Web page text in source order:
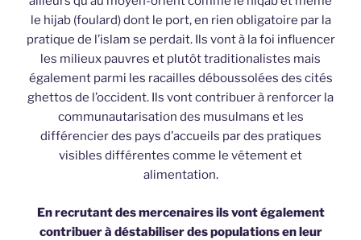
le hijab (foulard) dont le port, en rien obligatoire par la
pratique de l’islam se perdait. Ils vont à la foi influencer
les milieux pauvres et plutôt traditionalistes mais
également parmi les racailles déboussolées des cités
ghettos de l’occident. Ils vont contribuer à renforcer la
communautarisation des musulmans et les
différencier des pays d’accueils par des pratiques
visibles différentes comme le vêtement et
alimentation.
En recrutant des mercenaires ils vont également
contribuer à déstabiliser des populations en leur